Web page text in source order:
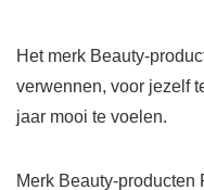
Het merk Beauty-
verwennen, voor jezelf
jaar mooi te voelen.
Merk Beauty-producten